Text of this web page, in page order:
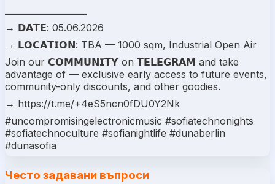
→ 𝗗𝗔𝗧𝗘: 05.06.2026
→ 𝗟𝗢𝗖𝗔𝗧𝗜𝗢𝗡: TBA — 1000 sqm, Industrial Open Air
Join our 𝗖𝗢𝗠𝗠𝗨𝗡𝗜𝗧𝗬 on 𝗧𝗘𝗟𝗘𝗚𝗥𝗔𝗠 and take
advantage of — exclusive early access to future events,
community-only discounts, and other goodies.
→ https://t.me/+4eS5ncn0fDU0Y2Nk
#uncompromisingelectronicmusic #sofiatechnonights
#sofiatechnoculture #sofianightlife #dunaberlin
#dunasofia
Често задавани въпроси